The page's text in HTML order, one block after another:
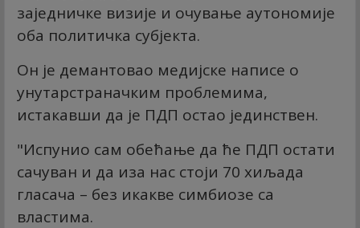
заједничке визије и очување аутономије
оба политичка субјекта.
Он је демантовао медијске написе о
унутарстраначким проблемима,
истакавши да је ПДП остао јединствен.
"Испунио сам обећање да ће ПДП остати
сачуван и да иза нас стоји 70 хиљада
гласача – без икакве симбиозе са
властима.